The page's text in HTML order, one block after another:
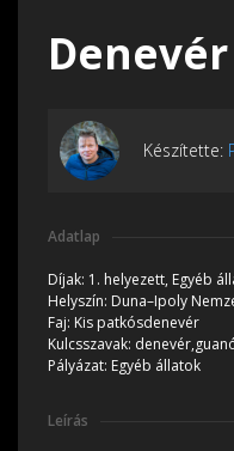
Készítette:
Adatlap
Díjak: 1. helyezett, Egyéb
Helyszín: Duna–Ipoly
Faj: Kis patkósdenevér
Kulcsszavak:
Pályázat: Egyéb állatok
Leírás